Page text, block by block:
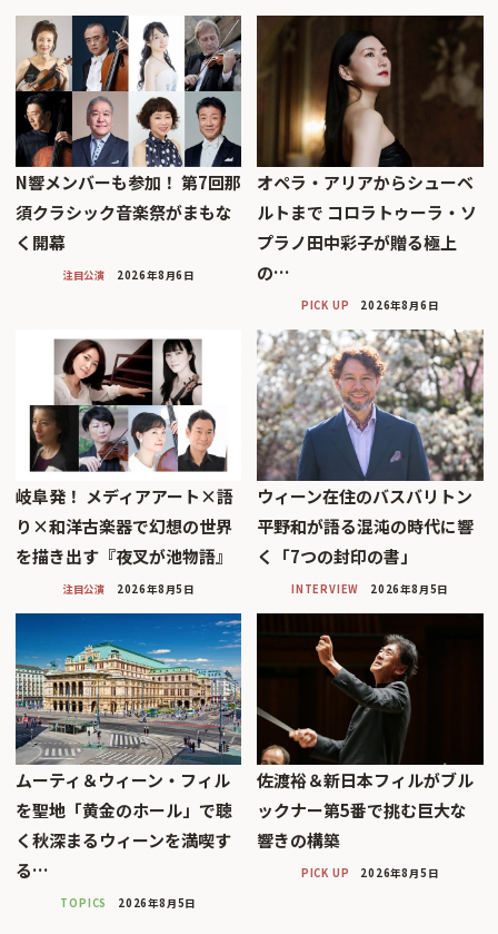
N響メンバーも参加！ 第7回那
須クラシック音楽祭がまもな
く開幕
注目公演 2026年8月6日
オペラ・アリアからシューベ
ルトまで コロラトゥーラ・ソ
プラノ田中彩子が贈る極上
の…
PICK UP 2026年8月6日
岐阜発！ メディアアート×語
り×和洋古楽器で幻想の世界
を描き出す『夜叉が池物語』
注目公演 2026年8月5日
ウィーン在住のバスバリトン
平野和が語る混沌の時代に響
く「7つの封印の書」
INTERVIEW 2026年8月5日
ムーティ＆ウィーン・フィル
を聖地「黄金のホール」で聴
く秋深まるウィーンを満喫す
る…
TOPICS 2026年8月5日
佐渡裕＆新日本フィルがブル
ックナー第5番で挑む巨大な
響きの構築
PICK UP 2026年8月5日